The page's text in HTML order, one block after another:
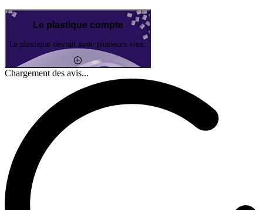
Le plastique compte
Le plastique devrait avoir plusieurs vies.
Chargement des avis...